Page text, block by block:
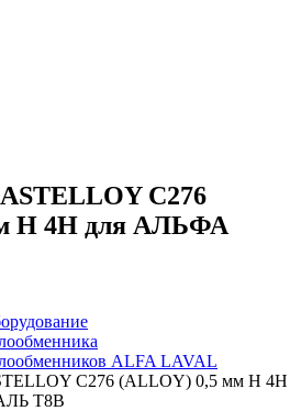
C276
H 4H для АЛЬФА
ALFA LAVAL
C276 (ALLOY) 0,5 мм H 4H
T8B